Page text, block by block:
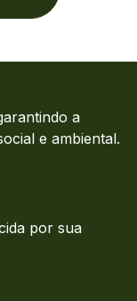
a
e ambiental.
por sua